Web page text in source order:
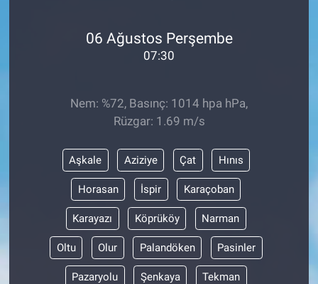
06 Ağustos Perşembe
07:30
Nem: %72, Basınç: 1014 hpa hPa,
Rüzgar: 1.69 m/s
Aşkale Aziziye Çat Hınıs
Horasan İspir Karaçoban
Karayazı Köprüköy Narman
Oltu Olur Palandöken Pasinler
Pazaryolu Şenkaya Tekman